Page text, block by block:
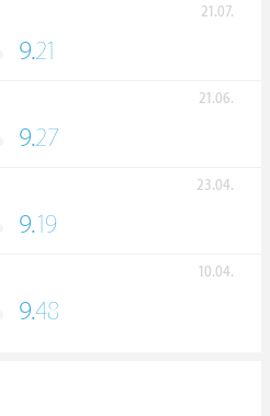
21.07.
9.21
21.06.
9.27
23.04.
9.19
10.04.
9.48